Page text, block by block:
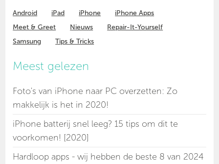
Android iPad iPhone
iPhone Apps
Meet & Greet
Nieuws
Repair-It-Yourself
Samsung
Tips & Tricks
Meest gelezen
Foto's van iPhone naar PC overzetten: Zo
makkelijk is het in 2020!
iPhone batterij snel leeg? 15 tips om dit te
voorkomen! [2020]
Hardloop apps - wij hebben de beste 8 van 2024